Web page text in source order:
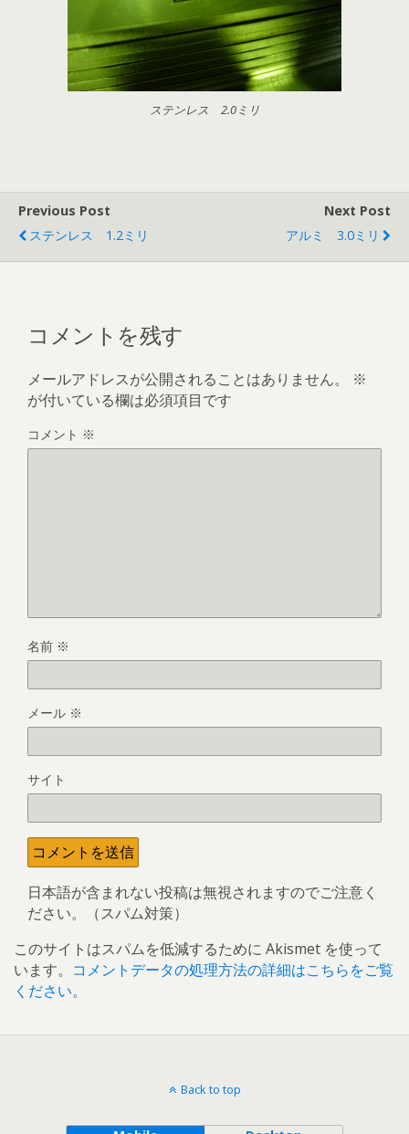
ステンレス 2.0ミリ
Previous Post
ステンレス 1.2ミリ
Next Post
アルミ 3.0ミリ
コメントを残す
メールアドレスが公開されることはありません。
※
が付いている欄は必須項目です
コメント ※
名前 ※
メール ※
サイト
日本語が含まれない投稿は無視されますのでご注意く
ださい。（スパム対策）
このサイトはスパムを低減するために Akismet を使って
います。 コメントデータの処理方法の詳細はこちらをご覧
ください。
Back to top